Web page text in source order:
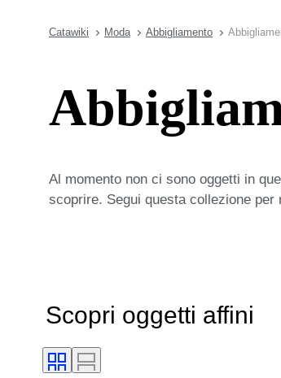
Catawiki Moda Abbigliamento
Al momento non ci sono oggetti in
scoprire. Segui questa collezione
Scopri oggetti affini